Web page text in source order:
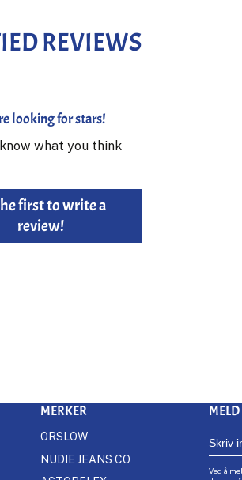
REVIEWS
looking for stars!
what you think
first to write a
review!
Ved å
MERKER
ORSLOW
NUDIE JEANS CO